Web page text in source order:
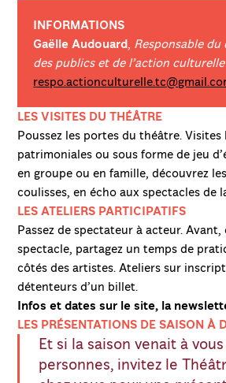
INFORMATIONS
Gaëlle Audouard, Responsable
des publics et de l’action culturelle
LES VISITES DU THÉÂTRE
Poussez les portes du théâtre. Visites
patrimoniales ou sous forme de jeu
en groupe ou en famille, découvrez
coulisses, en écho aux spectacles de
LES ATELIERS PARTICIPATIFS
Passez de spectateur à acteur. Avant,
spectacle, partagez un temps de
côtés des artistes. Ateliers sur
détenteurs d’un billet.
Infos et dates sur le site, la
LES PRÉSENTATIONS DE SAISON À
Et si la saison venait à
personnes, invitez le